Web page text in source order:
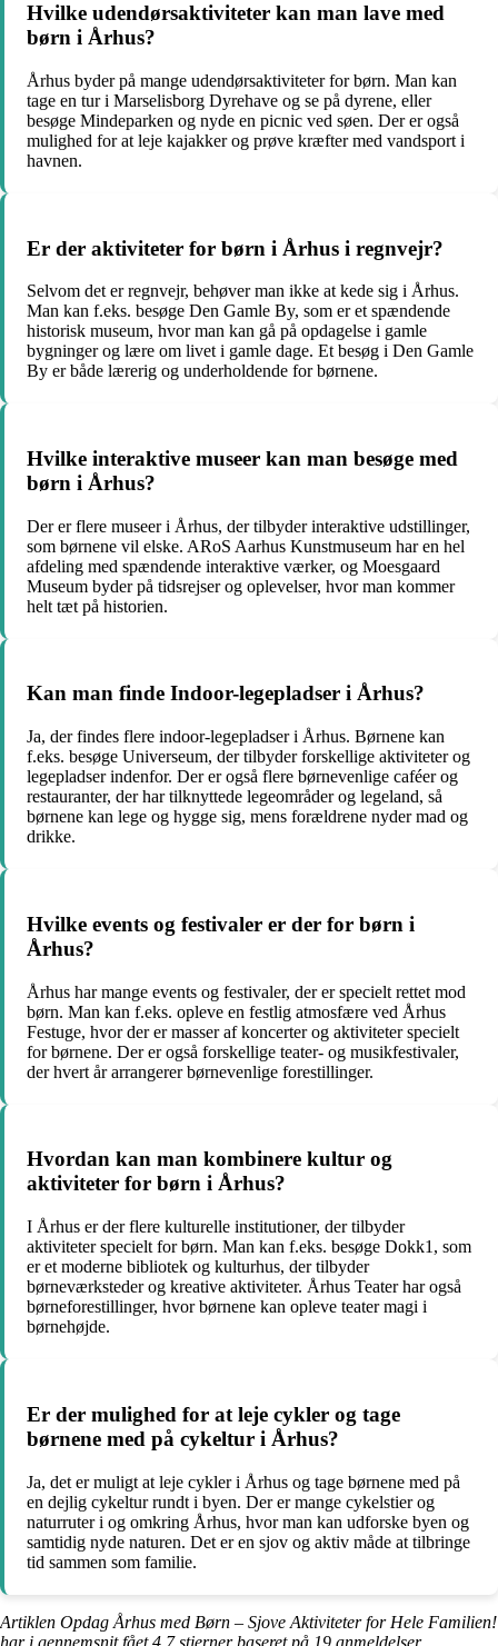
Hvilke udendørsaktiviteter kan man lave med
børn i Århus?
Århus byder på mange udendørsaktiviteter for børn. Man kan
tage en tur i Marselisborg Dyrehave og se på dyrene, eller
besøge Mindeparken og nyde en picnic ved søen. Der er også
mulighed for at leje kajakker og prøve kræfter med vandsport i
havnen.
Er der aktiviteter for børn i Århus i regnvejr?
Selvom det er regnvejr, behøver man ikke at kede sig i Århus.
Man kan f.eks. besøge Den Gamle By, som er et spændende
historisk museum, hvor man kan gå på opdagelse i gamle
bygninger og lære om livet i gamle dage. Et besøg i Den Gamle
By er både lærerig og underholdende for børnene.
Hvilke interaktive museer kan man besøge med
børn i Århus?
Der er flere museer i Århus, der tilbyder interaktive udstillinger,
som børnene vil elske. ARoS Aarhus Kunstmuseum har en hel
afdeling med spændende interaktive værker, og Moesgaard
Museum byder på tidsrejser og oplevelser, hvor man kommer
helt tæt på historien.
Kan man finde Indoor-legepladser i Århus?
Ja, der findes flere indoor-legepladser i Århus. Børnene kan
f.eks. besøge Universeum, der tilbyder forskellige aktiviteter og
legepladser indenfor. Der er også flere børnevenlige caféer og
restauranter, der har tilknyttede legeområder og legeland, så
børnene kan lege og hygge sig, mens forældrene nyder mad og
drikke.
Hvilke events og festivaler er der for børn i
Århus?
Århus har mange events og festivaler, der er specielt rettet mod
børn. Man kan f.eks. opleve en festlig atmosfære ved Århus
Festuge, hvor der er masser af koncerter og aktiviteter specielt
for børnene. Der er også forskellige teater- og musikfestivaler,
der hvert år arrangerer børnevenlige forestillinger.
Hvordan kan man kombinere kultur og
aktiviteter for børn i Århus?
I Århus er der flere kulturelle institutioner, der tilbyder
aktiviteter specielt for børn. Man kan f.eks. besøge Dokk1, som
er et moderne bibliotek og kulturhus, der tilbyder
børneværksteder og kreative aktiviteter. Århus Teater har også
børneforestillinger, hvor børnene kan opleve teater magi i
børnehøjde.
Er der mulighed for at leje cykler og tage
børnene med på cykeltur i Århus?
Ja, det er muligt at leje cykler i Århus og tage børnene med på
en dejlig cykeltur rundt i byen. Der er mange cykelstier og
naturruter i og omkring Århus, hvor man kan udforske byen og
samtidig nyde naturen. Det er en sjov og aktiv måde at tilbringe
tid sammen som familie.
Artiklen Opdag Århus med Børn – Sjove Aktiviteter for Hele Familien!
har i gennemsnit fået4.7stjerner baseret på 19 anmeldelser